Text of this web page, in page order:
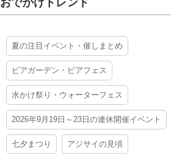
おでかけトレンド
夏の注目イベント・催しまとめ
ビアガーデン・ビアフェス
水かけ祭り・ウォーターフェス
2026年9月19日～23日の連休開催イベント
七夕まつり アジサイの見頃